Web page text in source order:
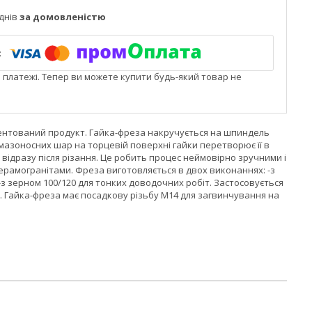
за домовленістю
платежі. Тепер ви можете купити будь-який товар не
продукт. Гайка-фреза накручується на шпиндель
шар на торцевій поверхні гайки перетворює її в
після різання. Це робить процес неймовірно зручними і
Фреза виготовляється в двох виконаннях: -з
100/120 для тонких доводочних робіт. Застосовується
фреза має посадкову різьбу М14 для загвинчування на